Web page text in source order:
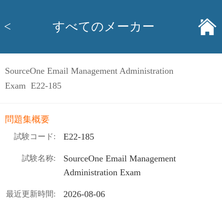
< すべてのメーカー
SourceOne Email Management Administration
Exam E22-185
問題集概要
試験コード: E22-185
試験名称:
SourceOne Email Management
Administration Exam
最近更新時間: 2026-08-06